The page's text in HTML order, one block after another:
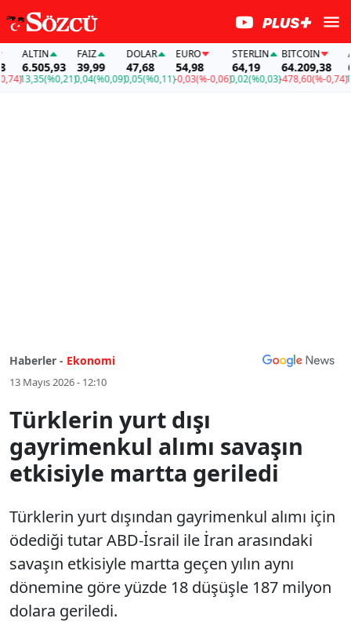
ALTIN
6.505,93
13,35(%0,21)
FAİZ
39,99
0,04(%0,09)
DOLAR
47,68
0,05(%0,11)
EURO
54,98
-0,03(%-0,06)
STERLIN
64,19
0,02(%0,03)
BITCOIN
64.209,38
-478,60(%-0,74)
Haberler - Ekonomi
13 Mayıs 2026 - 12:10
Türklerin yurt dışı
gayrimenkul alımı savaşın
etkisiyle martta geriledi
Türklerin yurt dışından gayrimenkul alımı için
ödediği tutar ABD-İsrail ile İran arasındaki
savaşın etkisiyle martta geçen yılın aynı
dönemine göre yüzde 18 düşüşle 187 milyon
dolara geriledi.